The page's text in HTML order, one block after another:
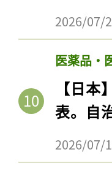
2026/07/
医薬品・
【日
表。自
2026/07/